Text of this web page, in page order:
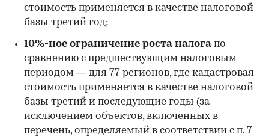
стоимость применяется в качестве налоговой
базы третий год;
10%-ное ограничение роста налогапо
сравнению с предшествующим налоговым
периодом — для 77 регионов, где кадастровая
стоимость применяется в качестве налоговой
базы третий и последующие годы (за
исключением объектов, включенных в
перечень, определяемый в соответствии с п. 7